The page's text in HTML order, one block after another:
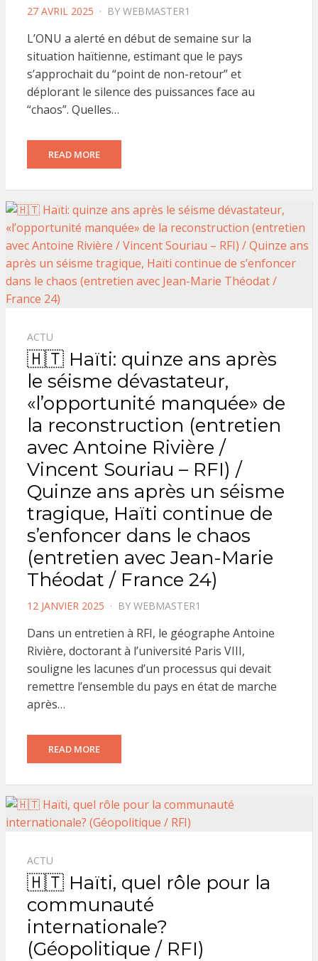
POSTED
27 AVRIL 2025 BY WEBMASTER1
L’ONU a alerté en début de semaine sur la
situation haïtienne, estimant que le pays
s’approchait du “point de non-retour” et
déplorant le silence des puissances face au
“chaos”. Quelles…
READ MORE
ACTU
🇭🇹 Haïti: quinze ans après
le séisme dévastateur,
«l’opportunité manquée» de
la reconstruction (entretien
avec Antoine Rivière /
Vincent Souriau – RFI) /
Quinze ans après un séisme
tragique, Haïti continue de
s’enfoncer dans le chaos
(entretien avec Jean-Marie
Théodat / France 24)
POSTED
12 JANVIER 2025 BY WEBMASTER1
Dans un entretien à RFI, le géographe Antoine
Rivière, doctorant à l’université Paris VIII,
souligne les lacunes d’un processus qui devait
remettre l’ensemble du pays en état de marche
après…
READ MORE
ACTU
🇭🇹 Haïti, quel rôle pour la
communauté
internationale?
(Géopolitique / RFI)